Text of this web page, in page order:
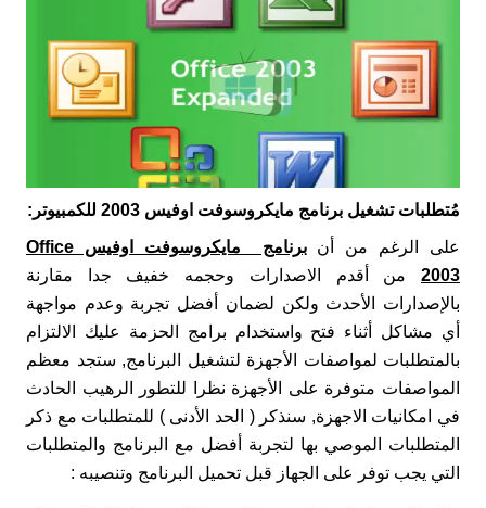
مُتطلبات تشغيل برنامج مايكروسوفت اوفيس 2003 للكمبيوتر:
على الرغم من أن
برنامج مايكروسوفت اوفيس Office
2003 من أقدم الاصدارات وحجمه خفيف جدا مقارنة
بالإصدارات الأحدث ولكن لضمان أفضل تجربة وعدم مواجهة
أي مشاكل أثناء فتح واستخدام برامج الحزمة عليك الالتزام
بالمتطلبات لمواصفات الأجهزة لتشغيل البرنامج, ستجد معظم
المواصفات متوفرة على الأجهزة نظرا للتطور الرهيب الحادث
في امكانيات الاجهزة, سنذكر ( الحد الأدنى ) للمتطلبات مع ذكر
المتطلبات الموصي بها لتجربة أفضل مع البرنامج والمتطلبات
التي يجب توفر على الجهاز قبل تحميل البرنامج وتنصيبه :